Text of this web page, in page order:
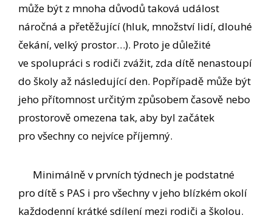
může být z mnoha důvodů taková událost
náročná a přetěžující (hluk, množství lidí, dlouhé
čekání, velký prostor…). Proto je důležité
ve spolupráci s rodiči zvážit, zda dítě nenastoupí
do školy až následující den. Popřípadě může být
jeho přítomnost určitým způsobem časově nebo
prostorově omezena tak, aby byl začátek
pro všechny co nejvíce příjemný.
Minimálně v prvních týdnech je podstatné
pro dítě s PAS i pro všechny v jeho blízkém okolí
každodenní krátké sdílení mezi rodiči a školou.